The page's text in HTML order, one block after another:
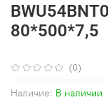
(0)
Наличие: В наличии
80*500*7,5